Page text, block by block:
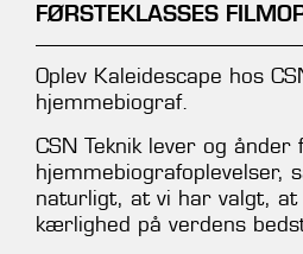
FØRSTEKLASSES
Oplev Kaleidescape hos
hjemmebiograf.
CSN Teknik lever og ånder
hjemmebiografoplevelser,
naturligt, at vi har valgt, at
kærlighed på verdens